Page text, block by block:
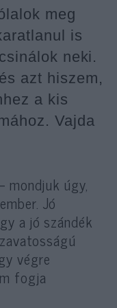
meg
is
neki.
azt hiszem,
a kis
Vajda
úgy,
Jó
a jó szándék
végre
fogja